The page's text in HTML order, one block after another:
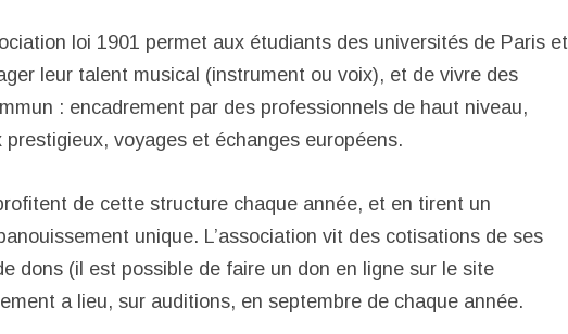
loi 1901 permet aux étudiants des universités de Paris et
leur talent musical (instrument ou voix), et de vivre des
: encadrement par des professionnels de haut niveau,
voyages et échanges européens.
de cette structure chaque année, et en tirent un
unique. L’association vit des cotisations de ses
dons (il est possible de faire un don en ligne sur le site
a lieu, sur auditions, en septembre de chaque année.